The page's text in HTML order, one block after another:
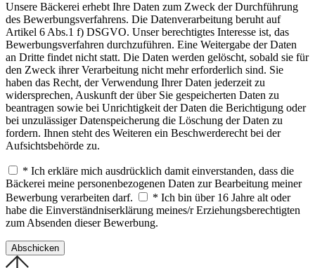
Unsere Bäckerei erhebt Ihre Daten zum Zweck der Durchführung
des Bewerbungsverfahrens. Die Datenverarbeitung beruht auf
Artikel 6 Abs.1 f) DSGVO. Unser berechtigtes Interesse ist, das
Bewerbungsverfahren durchzuführen. Eine Weitergabe der Daten
an Dritte findet nicht statt. Die Daten werden gelöscht, sobald sie für
den Zweck ihrer Verarbeitung nicht mehr erforderlich sind. Sie
haben das Recht, der Verwendung Ihrer Daten jederzeit zu
widersprechen, Auskunft der über Sie gespeicherten Daten zu
beantragen sowie bei Unrichtigkeit der Daten die Berichtigung oder
bei unzulässiger Datenspeicherung die Löschung der Daten zu
fordern. Ihnen steht des Weiteren ein Beschwerderecht bei der
Aufsichtsbehörde zu.
* Ich erkläre mich ausdrücklich damit einverstanden, dass die
Bäckerei meine personenbezogenen Daten zur Bearbeitung meiner
Bewerbung verarbeiten darf.
* Ich bin über 16 Jahre alt oder
habe die Einverständniserklärung meines/r Erziehungsberechtigten
zum Absenden dieser Bewerbung.